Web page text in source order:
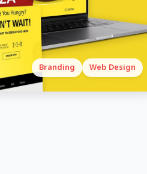
Web Design
Branding